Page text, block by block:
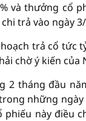
và thưởng cổ
trả vào ngày
trả cổ tức
chờ ý kiến của
tháng đầu
những
phiếu này điều